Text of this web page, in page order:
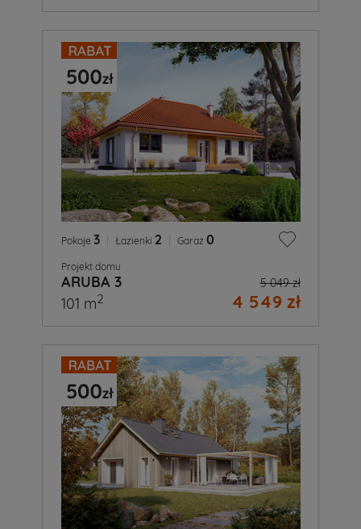
Pokoje 3 Łazienki 2 Garaż 0
Projekt domu
ARUBA 3 5 049 zł
4 549 zł
101 m2